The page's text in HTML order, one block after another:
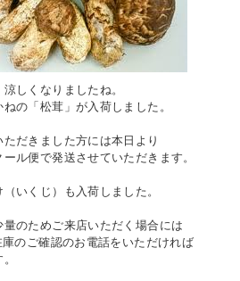
しくなりましたね。
ねの「松茸」が入荷しました。
ただきました方には本日より
ル便で発送させていただきます。
いくじ）も入荷しました。
量のためご来店いただく場合には
のご確認のお電話をいただければ